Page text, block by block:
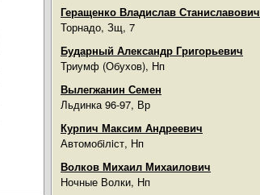
Геращенко Владислав Станиславович
Торнадо, Зщ, 7
Бударный Александр Григорьевич
Триумф (Обухов), Нп
Вылегжанин Семен
Льдинка 96-97, Вр
Курпич Максим Андреевич
Автомобiлiст, Нп
Волков Михаил Михаилович
Ночные Волки, Нп